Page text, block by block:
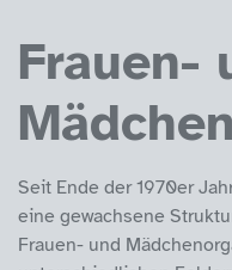
Frauen-
Seit Ende der 1970er
eine gewachsene
Frauen- und